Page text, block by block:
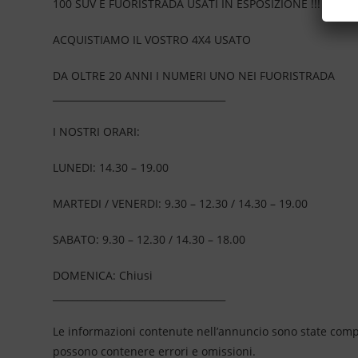
100 SUV E FUORISTRADA USATI IN ESPOSIZIONE !!!
ACQUISTIAMO IL VOSTRO 4X4 USATO
DA OLTRE 20 ANNI I NUMERI UNO NEI FUORISTRADA
I NOSTRI ORARI:
LUNEDI: 14.30 – 19.00
MARTEDI / VENERDI: 9.30 – 12.30 / 14.30 – 19.00
SABATO: 9.30 – 12.30 / 14.30 – 18.00
DOMENICA: Chiusi
Le informazioni contenute nell’annuncio sono state
possono contenere errori e omissioni.